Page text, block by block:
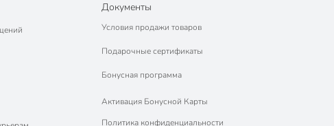
Документы
Условия продажи товаров
Подарочные сертификаты
Бонусная программа
Активация Бонусной Карты
Политика конфиденциальности